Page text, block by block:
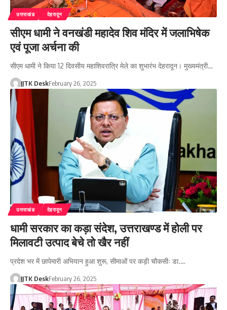
उत्तराखंड देहरादून
सीएम धामी ने वनखंडी महादेव शिव मंदिर में जलाभिषेक
एवं पूजा अर्चना की
सीएम धामी ने किया 12 दिवसीय महाशिवरात्रि मेले का शुभारंभ देहरादून। मुख्यमंत्री…
JJTK DeskFebruary 26, 2025
उत्तराखंड देहरादून
धामी सरकार का कड़ा संदेश, उत्तराखण्ड में होली पर
मिलावटी उत्पाद बेचे तो खैर नहीं
प्रदेश भर में छापेमारी अभियान हुआ शुरू, सीमाओं पर कड़ी चौकसीः डा.…
JJTK DeskFebruary 26, 2025